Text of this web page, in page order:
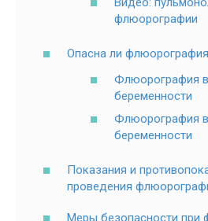
флюорографии
Опасна ли
Флюорография
беременности
Флюорография
беременности
Показания и
проведения
Меры безопасности при